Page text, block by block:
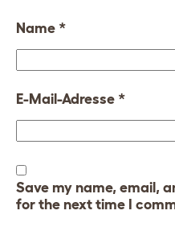
Name *
E-Mail-Adresse *
Save my name, email,
for the next time I